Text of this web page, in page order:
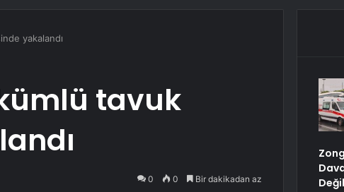
yakalandı
tavuk
0 0 Bir dakikadan az